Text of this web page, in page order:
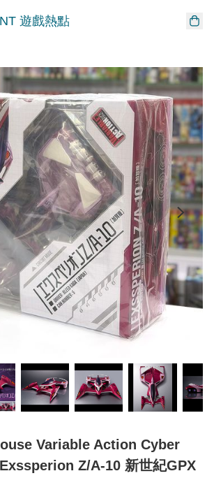
遊戲熱點
Variable Action Cyber
Z/A-10 新世紀GPX